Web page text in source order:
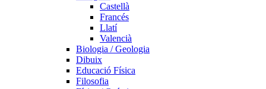
Castellà
Francés
Llatí
Valencià
Biologia / Geologia
Dibuix
Educació Física
Filosofia